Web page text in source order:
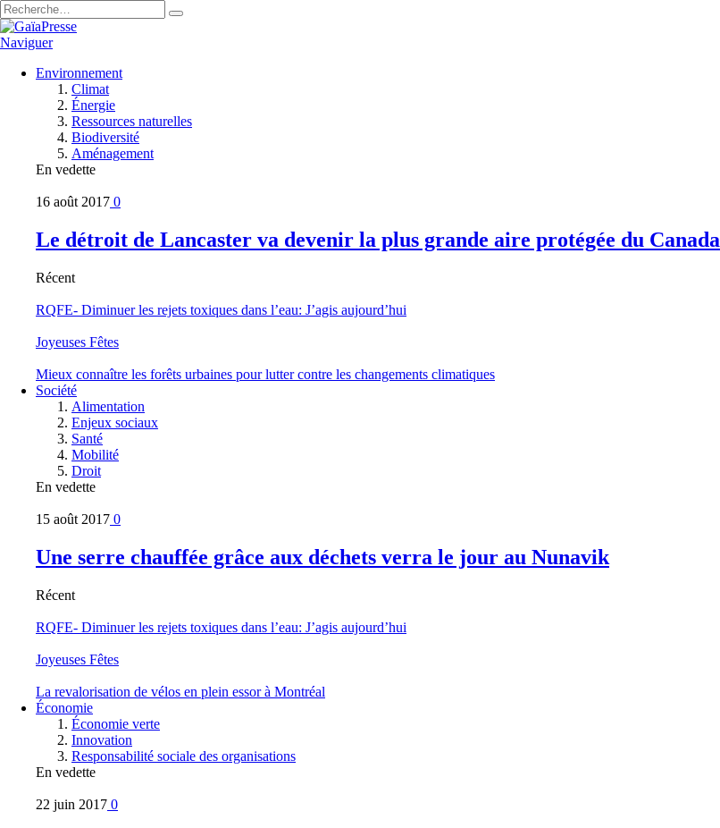
Naviguer
Environnement
Climat
Énergie
Ressources naturelles
Biodiversité
Aménagement
En vedette
16 août 2017 0
Le détroit de Lancaster va devenir la plus grande aire protégée du Canada
Récent
RQFE- Diminuer les rejets toxiques dans l’eau: J’agis aujourd’hui
Joyeuses Fêtes
Mieux connaître les forêts urbaines pour lutter contre les changements climatiques
Société
Alimentation
Enjeux sociaux
Santé
Mobilité
Droit
En vedette
15 août 2017 0
Une serre chauffée grâce aux déchets verra le jour au Nunavik
Récent
RQFE- Diminuer les rejets toxiques dans l’eau: J’agis aujourd’hui
Joyeuses Fêtes
La revalorisation de vélos en plein essor à Montréal
Économie
Économie verte
Innovation
Responsabilité sociale des organisations
En vedette
22 juin 2017 0